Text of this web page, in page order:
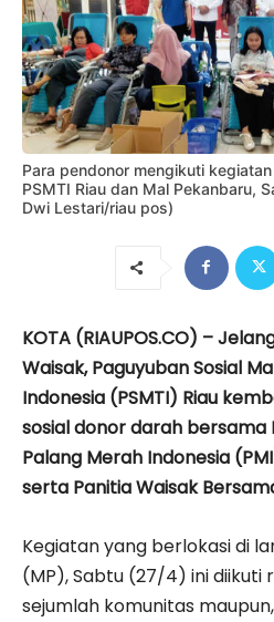
Para pendonor mengikuti
PSMTI Riau dan Mal Pekanbaru,
Dwi Lestari/riau pos)
KOTA (RIAUPOS.CO) –
Waisak, Paguyuban Sosial
Indonesia (PSMTI) Riau
sosial donor darah bersama
Palang Merah Indonesia
serta Panitia Waisak
Kegiatan yang berlokasi di
(MP), Sabtu (27/4) ini diikuti
sejumlah komunitas